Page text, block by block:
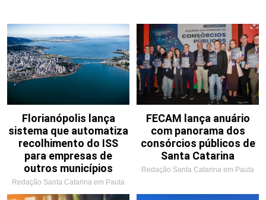
Florianópolis lança
sistema que automatiza
recolhimento do ISS
para empresas de
outros municípios
Redação Santa Catarina em Pauta
FECAM lança anuário
com panorama dos
consórcios públicos de
Santa Catarina
Redação Santa Catarina em Pauta